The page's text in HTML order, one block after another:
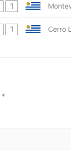
1
1 Cerro
*